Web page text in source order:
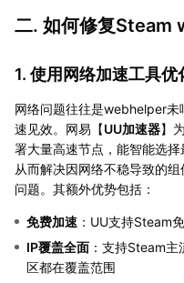
二. 如何修复Steam
1. 使用网络加速工具优
网络问题往往是webhelper未
速见效。网易【UU加速器】
署大量高速节点，能智能选
从而解决因网络不稳导致的
问题。其额外优势包括：
免费加速 ：UU支持Steam
IP覆盖全面 ：支持Steam
区都在覆盖范围